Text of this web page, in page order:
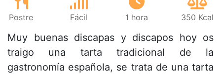
Postre Fácil 1 hora 350 Kcal
Muy buenas discapas y discapos hoy os
traigo una tarta tradicional de la
gastronomía española, se trata de una tarta